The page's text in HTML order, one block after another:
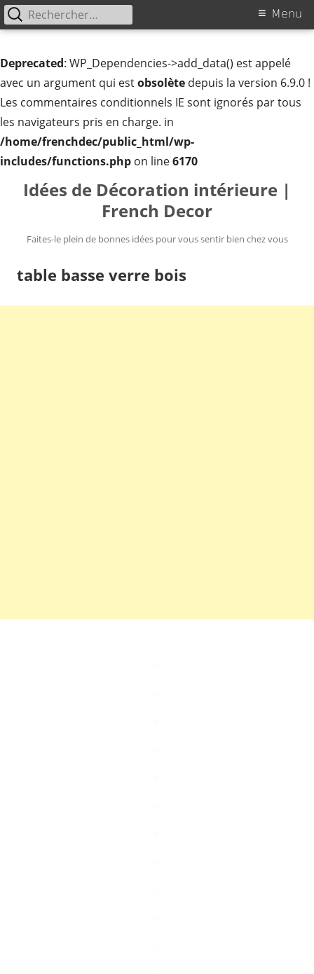
Deprecated: WP_Dependencies->add_data() est appelé
avec un argument qui estobsolète depuis la version 6.9.0 !
Les commentaires conditionnels IE sont ignorés par tous
les navigateurs pris en charge. in
/home/frenchdec/public_html/wp-
includes/functions.php on line6170
Idées de Décoration intérieure |
French Decor
Faites-le plein de bonnes idées pour vous sentir bien chez vous
Menu
Menu
Rechercher :
table basse verre bois